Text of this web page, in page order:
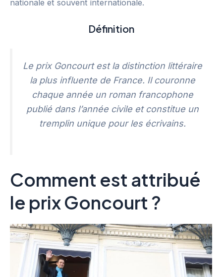
nationale et souvent internationale.
Définition
Le prix Goncourt est la distinction littéraire
la plus influente de France. Il couronne
chaque année un roman francophone
publié dans l’année civile et constitue un
tremplin unique pour les écrivains.
Comment est attribué
le prix Goncourt ?